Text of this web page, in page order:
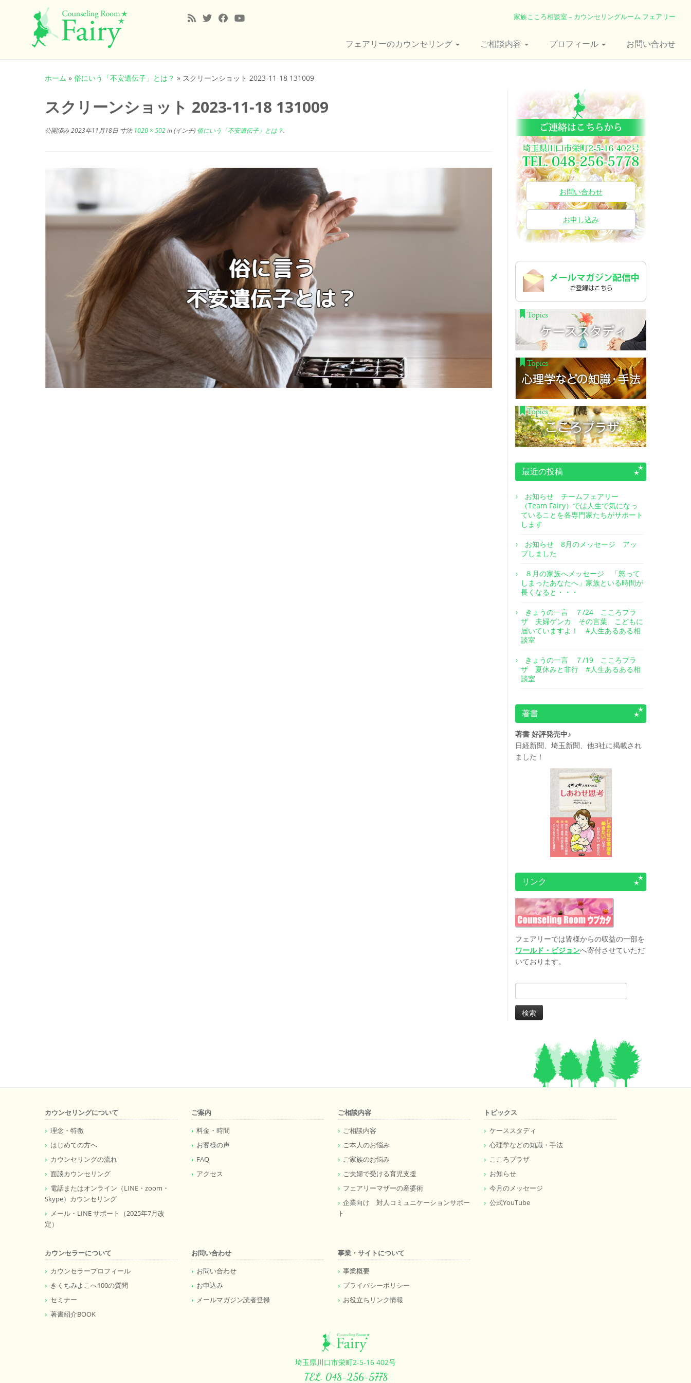
家族こころ相談室 – カウンセリングルーム フェアリー
フェアリーのカウンセリング ご相談内容 プロフィール お問い合わせ
ホーム » 俗にいう「不安遺伝子」とは？ » スクリーンショット 2023-11-18 131009
スクリーンショット 2023-11-18 131009
公開済み2023年11月18日 寸法1020 × 502in (インチ) 俗にいう「不安遺伝子」とは？.
お問い合わせ
お申し込み
最近の投稿
お知らせ チームフェアリー
（Team Fairy）では人生で気になっ
ていることを各専門家たちがサポート
します
お知らせ 8月のメッセージ アッ
プしました
８月の家族へメッセージ 「怒って
しまったあなたへ」家族といる時間が
長くなると・・・
きょうの一言 ７/24 こころプラ
ザ 夫婦ゲンカ その言葉 こどもに
届いていますよ！ #人生あるある相
談室
きょうの一言 ７/19 こころプラ
ザ 夏休みと非行 #人生あるある相
談室
著書
著書 好評発売中♪
日経新聞、埼玉新聞、他3社に掲載され
ました！
リンク
フェアリーでは皆様からの収益の一部を
ワールド・ビジョンへ寄付させていただ
いております。
検
索:
カウンセリングについて
理念・特徴
はじめての方へ
カウンセリングの流れ
面談カウンセリング
電話またはオンライン（LINE・zoom・
Skype）カウンセリング
メール・LINE サポート（2025年7月改
定）
ご案内
料金・時間
お客様の声
FAQ
アクセス
ご相談内容
ご相談内容
ご本人のお悩み
ご家族のお悩み
ご夫婦で受ける育児支援
フェアリーマザーの産婆術
企業向け 対人コミュニケーションサポー
ト
トピックス
ケーススタディ
心理学などの知識・手法
こころプラザ
お知らせ
今月のメッセージ
公式YouTube
カウンセラーについて
カウンセラープロフィール
きくちみよこへ100の質問
セミナー
著書紹介BOOK
お問い合わせ
お問い合わせ
お申込み
メールマガジン読者登録
事業・サイトについて
事業概要
プライバシーポリシー
お役立ちリンク情報
埼玉県川口市栄町2-5-16 402号
TEL. 048-256-5778